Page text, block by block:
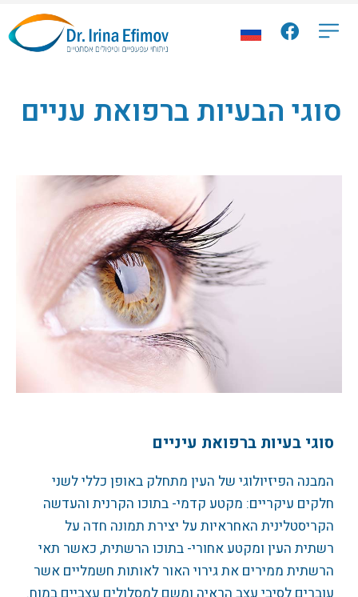
סוגי הבעיות ברפואת עניים
סוגי בעיות ברפואת עיניים
המבנה הפיזיולוגי של העין מתחלק באופן כללי לשני
חלקים עיקריים: מקטע קדמי- בתוכו הקרנית והעדשה
הקריסטלינית האחראיות על יצירת תמונה חדה על
רשתית העין ומקטע אחורי- בתוכו הרשתית, כאשר תאי
הרשתית ממירים את גירוי האור לאותות חשמליים אשר